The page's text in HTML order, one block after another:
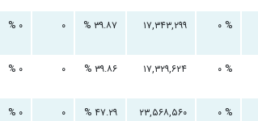
۰ % ۱۷,۳۴۳,۲۹۹ ۳۹.۸۷ % ۰ ۰ %
۰ % ۱۷,۳۲۹,۶۲۴ ۳۹.۸۶ % ۰ ۰ %
۰ % ۲۳,۵۶۸,۵۶۰ ۴۷.۲۹ % ۰ ۰ %